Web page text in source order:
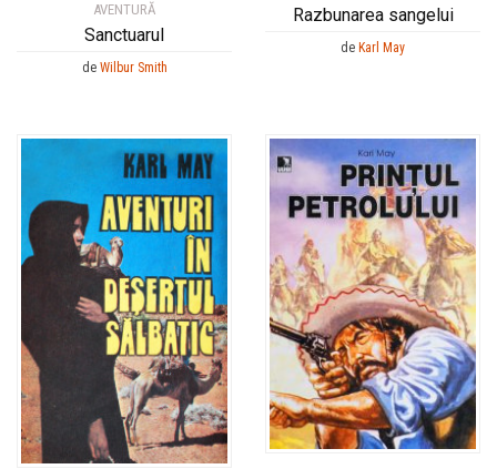
AVENTURĂ
Sanctuarul
de Wilbur Smith
Razbunarea sangelui
de Karl May